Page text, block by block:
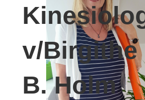
v/Birgithe
B. Holm